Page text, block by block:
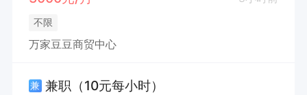
不限
万家豆豆商贸中心
兼 兼职（10元每小时）